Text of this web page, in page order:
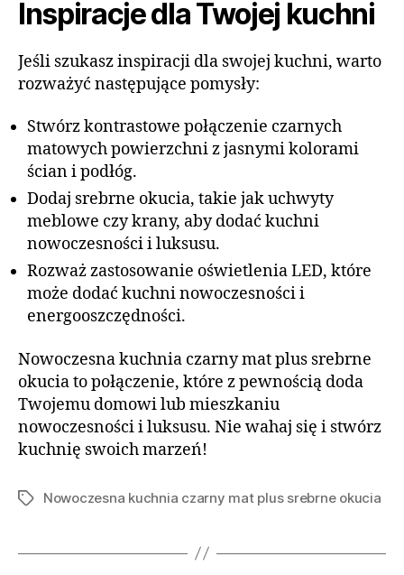
Inspiracje dla Twojej kuchni
Jeśli szukasz inspiracji dla swojej kuchni, warto
rozważyć następujące pomysły:
Stwórz kontrastowe połączenie czarnych
matowych powierzchni z jasnymi kolorami
ścian i podłóg.
Dodaj srebrne okucia, takie jak uchwyty
meblowe czy krany, aby dodać kuchni
nowoczesności i luksusu.
Rozważ zastosowanie oświetlenia LED, które
może dodać kuchni nowoczesności i
energooszczędności.
Nowoczesna kuchnia czarny mat plus srebrne
okucia to połączenie, które z pewnością doda
Twojemu domowi lub mieszkaniu
nowoczesności i luksusu. Nie wahaj się i stwórz
kuchnię swoich marzeń!
TagiNowoczesna kuchnia czarny mat plus srebrne okucia